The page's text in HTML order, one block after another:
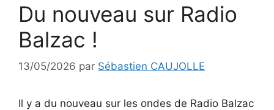
Du nouveau sur Radio
Balzac !
13/05/2026 par Sébastien CAUJOLLE
Il y a du nouveau sur les ondes de Radio Balzac